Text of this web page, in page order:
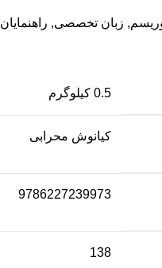
, زبان تخصصی, راهنمایان
0.5 کیلوگرم
کیانوش محرابی
9786227239973
138